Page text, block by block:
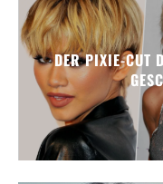
DER PIXIE-CUT